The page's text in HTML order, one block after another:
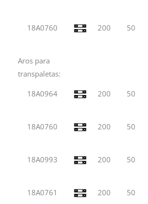
18A0760 200 50
Aros para
transpaletas:
18A0964 200 50
18A0760 200 50
18A0993 200 50
18A0761 200 50